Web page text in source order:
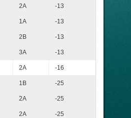
2A -13
1A -13
2B -13
3A -13
2A -16
1B -25
2A -25
2A -25